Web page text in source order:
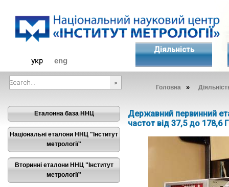
укр eng
Діяльність
Головна »
Еталонна база ННЦ
Національні еталони ННЦ "Інститут
метрології"
Вторинні еталони ННЦ "Інститут
метрології"
Державний первинний
частот від 37,5 до 178,6